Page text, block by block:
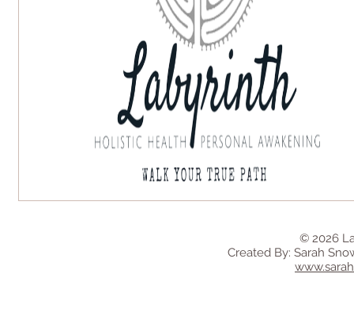
© 2026
Created By: Sarah